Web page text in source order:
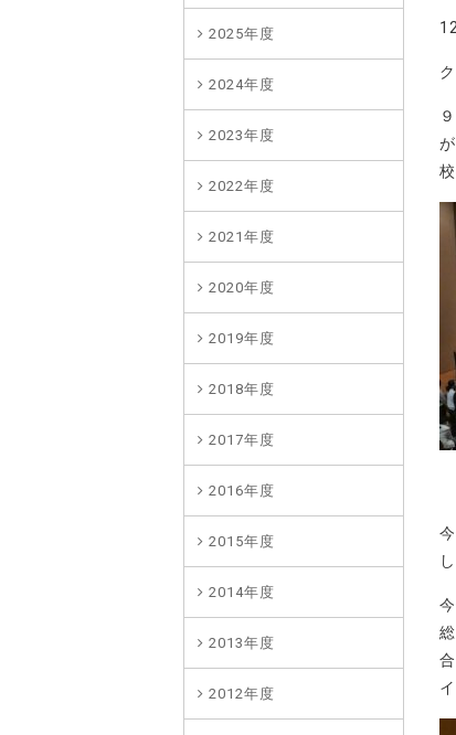
2025年度
2024年度
2023年度
2022年度
2021年度
2020年度
2019年度
2018年度
2017年度
2016年度
2015年度
2014年度
2013年度
2012年度